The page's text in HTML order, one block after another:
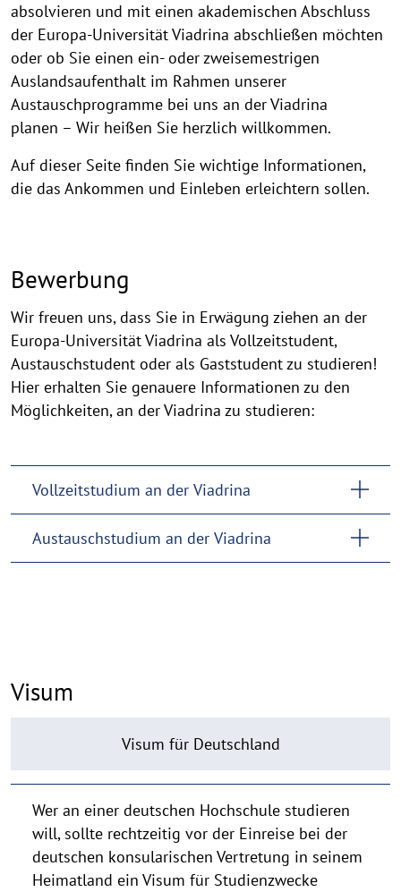
absolvieren und mit einen akademischen Abschluss
der Europa-Universität Viadrina abschließen möchten
oder ob Sie einen ein- oder zweisemestrigen
Auslandsaufenthalt im Rahmen unserer
Austauschprogramme bei uns an der Viadrina
planen – Wir heißen Sie herzlich willkommen.
Auf dieser Seite finden Sie wichtige Informationen,
die das Ankommen und Einleben erleichtern sollen.
Bewerbung
Wir freuen uns, dass Sie in Erwägung ziehen an der
Europa-Universität Viadrina als Vollzeitstudent,
Austauschstudent oder als Gaststudent zu studieren!
Hier erhalten Sie genauere Informationen zu den
Möglichkeiten, an der Viadrina zu studieren:
Vollzeitstudium an der Viadrina
Austauschstudium an der Viadrina
Visum
Visum für Deutschland
Wer an einer deutschen Hochschule studieren
will, sollte rechtzeitig vor der Einreise bei der
deutschen konsularischen Vertretung in seinem
Heimatland ein Visum für Studienzwecke